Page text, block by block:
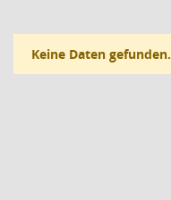
Keine Daten gefunden.